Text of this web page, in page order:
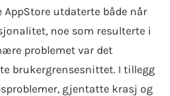
AppStore utdaterte både når
noe som resulterte i
problemet var det
brukergrensesnittet. I tillegg
gjentatte krasj og